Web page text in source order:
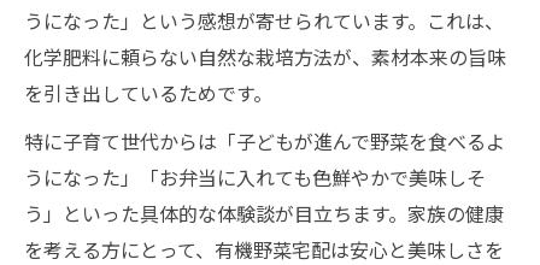
うになった」という感想が寄せられています。これは、
化学肥料に頼らない自然な栽培方法が、素材本来の旨味
を引き出しているためです。
特に子育て世代からは「子どもが進んで野菜を食べるよ
うになった」「お弁当に入れても色鮮やかで美味しそ
う」といった具体的な体験談が目立ちます。家族の健康
を考える方にとって、有機野菜宅配は安心と美味しさを